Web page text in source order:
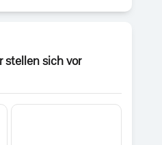
stellen sich vor